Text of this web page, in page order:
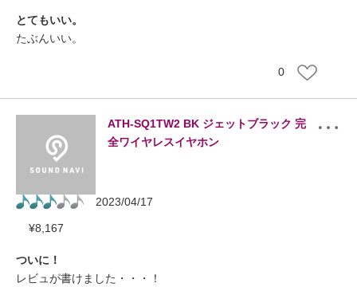
とてもいい。
たぶんいい。
0
ATH-SQ1TW2 BK ジェットブラック 完
全ワイヤレスイヤホン
2023/04/17
¥8,167
ついに！
レビュが書けました・・・！